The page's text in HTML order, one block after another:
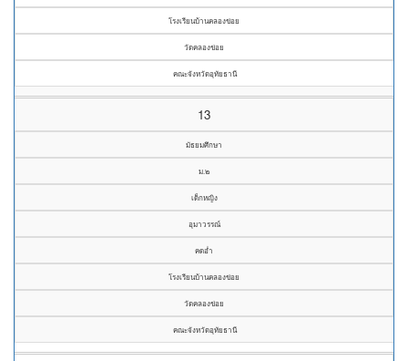
โรงเรียนบ้านคลองข่อย
วัดคลองข่อย
คณะจังหวัดอุทัยธานี
13
มัธยมศึกษา
ม.๒
เด็กหญิง
อุมาวรรณ์
คดอ่ำ
โรงเรียนบ้านคลองข่อย
วัดคลองข่อย
คณะจังหวัดอุทัยธานี